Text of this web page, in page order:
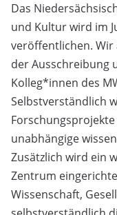
Das
und Kultur wird im
veröffentlichen.
der Ausschreibung
Kolleg*innen des
Selbstverständlich
unabhängige
Zusätzlich wird ein
Zentrum
Wissenschaft,